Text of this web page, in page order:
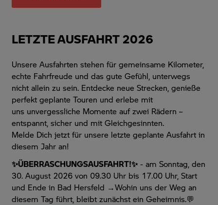
LETZTE AUSFAHRT 2026
Unsere Ausfahrten stehen für gemeinsame Kilometer,
echte Fahrfreude und das gute Gefühl, unterwegs
nicht allein zu sein. Entdecke neue Strecken, genieße
perfekt geplante Touren und erlebe mit
uns unvergessliche Momente auf zwei Rädern –
entspannt, sicher und mit Gleichgesinnten.
Melde Dich jetzt für unsere letzte geplante Ausfahrt in
diesem Jahr an!
✨ÜBERRASCHUNGSAUSFAHRT!✨- am Sonntag, den
30. August 2026 von 09.30 Uhr bis 17.00 Uhr, Start
und Ende in Bad Hersfeld →Wohin uns der Weg an
diesem Tag führt, bleibt zunächst ein Geheimnis.💬